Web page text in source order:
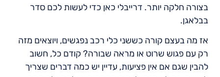
בצורה חלקה יותר. דרייבלי כאן כדי לעשות לכם סדר
בבלאגן.
אז מה בעצם קורה כששני כלי רכב נפגשים, ויוצאים מזה
רק עם פגוש שרוט או מראה שבורה? קודם כל, חשוב
להבין שגם אם אין פציעות, עדיין יש כמה דברים שצריך